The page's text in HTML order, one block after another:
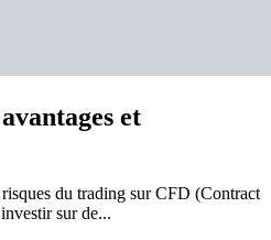
et
du trading sur CFD (Contract
sur de...